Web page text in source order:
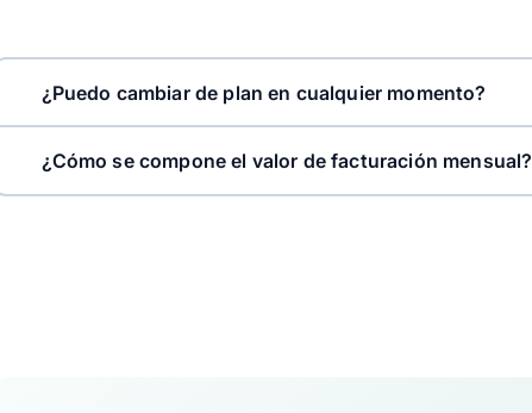
¿Puedo cambiar de plan en cualquier momento?
¿Cómo se compone el valor de facturación mensual?